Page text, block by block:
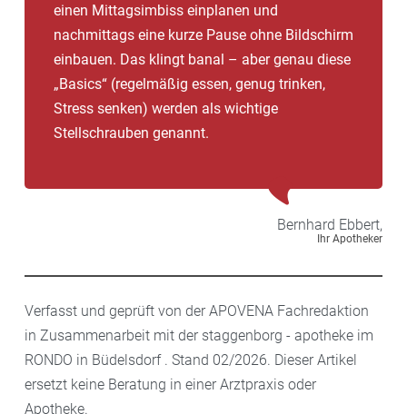
einen Mittagsimbiss einplanen und
nachmittags eine kurze Pause ohne Bildschirm
einbauen. Das klingt banal – aber genau diese
„Basics“ (regelmäßig essen, genug trinken,
Stress senken) werden als wichtige
Stellschrauben genannt.
Bernhard Ebbert,
Ihr Apotheker
Verfasst und geprüft von der APOVENA Fachredaktion
in Zusammenarbeit mit der staggenborg - apotheke im
RONDO in Büdelsdorf . Stand 02/2026. Dieser Artikel
ersetzt keine Beratung in einer Arztpraxis oder
Apotheke.